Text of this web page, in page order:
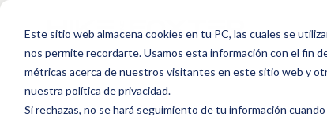
Este sitio web almacena cookies en tu PC, las cuales se
nos permite recordarte. Usamos esta información con el fin
métricas acerca de nuestros visitantes en este sitio web y
nuestra política de privacidad.
Si rechazas, no se hará seguimiento de tu información